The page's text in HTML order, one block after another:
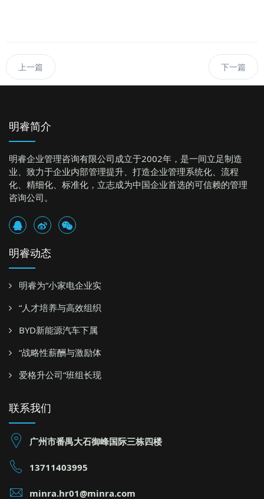
上一篇 下一篇
明睿简介
明睿企业管理咨询有限公司成立于2002年，是一间立足制造
业、致力于企业内部管理提升、打造企业管理系统化、流程
化、精细化、标准化，立志成为中国企业首选的可信赖的管理
咨询公司。
明睿动态
明睿为“小家电企业实
“人才培养与高效组织
BYD新能源汽车下属
“战略性薪酬与激励体
爱格升公司“班组长现
联系我们
广州市番禺大石御峰国际三栋四楼
13711403995
minra.hr01@minra.com